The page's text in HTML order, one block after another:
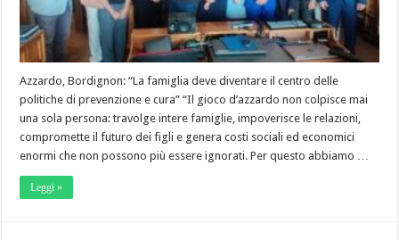
Azzardo, Bordignon: “La famiglia deve diventare il centro delle
politiche di prevenzione e cura” “Il gioco d’azzardo non colpisce mai
una sola persona: travolge intere famiglie, impoverisce le relazioni,
compromette il futuro dei figli e genera costi sociali ed economici
enormi che non possono più essere ignorati. Per questo abbiamo …
Leggi »